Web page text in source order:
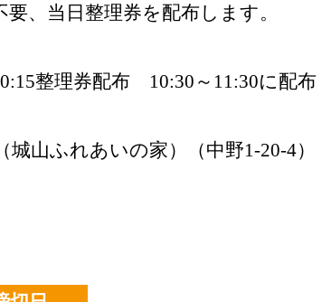
要、当日整理券を配布します。
整理券配布 10:30～11:30に配布
城山ふれあいの家）（中野1-20-4）